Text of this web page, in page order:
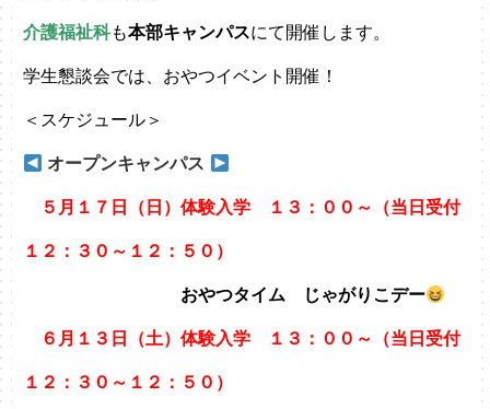
介護福祉科も本部キャンパスにて開催します。
学生懇談会では、おやつイベント開催！
＜スケジュール＞
オープンキャンパス
５月１７日（日）体験入学 １３：００～（当日受付
１２：３０～１２：５０）
おやつタイム じゃがりこデー
６月１３日（土）体験入学 １３：００～（当日受付
１２：３０～１２：５０）